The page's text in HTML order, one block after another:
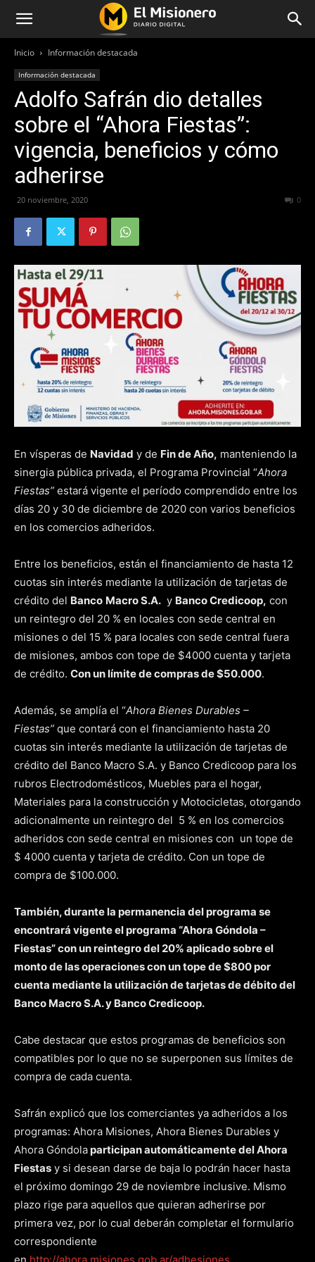
Inicio Información destacada
Información destacada
Adolfo Safrán dio detalles
sobre el “Ahora Fiestas”:
vigencia, beneficios y cómo
adherirse
20 noviembre, 2020 0
En vísperas de Navidad y de Fin de Año, manteniendo la
sinergia pública privada, el Programa Provincial “Ahora
Fiestas” estará vigente el período comprendido entre los
días 20 y 30 de diciembre de 2020 con varios beneficios
en los comercios adheridos.
Entre los beneficios, están el financiamiento de hasta 12
cuotas sin interés mediante la utilización de tarjetas de
crédito del Banco Macro S.A. y Banco Credicoop, con
un reintegro del 20 % en locales con sede central en
misiones o del 15 % para locales con sede central fuera
de misiones, ambos con tope de $4000 cuenta y tarjeta
de crédito. Con un límite de compras de $50.000.
Además, se amplía el “Ahora Bienes Durables –
Fiestas” que contará con el financiamiento hasta 20
cuotas sin interés mediante la utilización de tarjetas de
crédito del Banco Macro S.A. y Banco Credicoop para los
rubros Electrodomésticos, Muebles para el hogar,
Materiales para la construcción y Motocicletas, otorgando
adicionalmente un reintegro del 5 % en los comercios
adheridos con sede central en misiones con un tope de
$ 4000 cuenta y tarjeta de crédito. Con un tope de
compra de $100.000.
También, durante la permanencia del programa se
encontrará vigente el programa “Ahora Góndola –
Fiestas” con un reintegro del 20% aplicado sobre el
monto de las operaciones con un tope de $800 por
cuenta mediante la utilización de tarjetas de débito del
Banco Macro S.A. y Banco Credicoop.
Cabe destacar que estos programas de beneficios son
compatibles por lo que no se superponen sus límites de
compra de cada cuenta.
Safrán explicó que los comerciantes ya adheridos a los
programas: Ahora Misiones, Ahora Bienes Durables y
Ahora Góndolaparticipan automáticamente del Ahora
Fiestas y si desean darse de baja lo podrán hacer hasta
el próximo domingo 29 de noviembre inclusive. Mismo
plazo rige para aquellos que quieran adherirse por
primera vez, por lo cual deberán completar el formulario
correspondiente